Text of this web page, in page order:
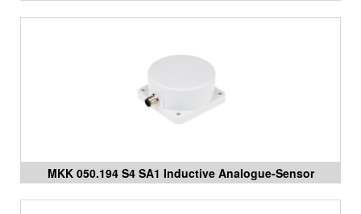
MKK 050.194 S4 SA1 Inductive Analogue-Sensor